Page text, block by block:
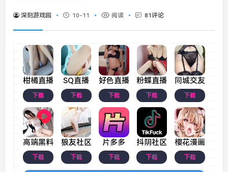
深刻游戏园 10-11 阅读 81评论
柑橘直播
下载
SQ直播
下载
好色直播
下载
粉蝶直播
下载
同城交友
下载
高端黑料
下载
狼友社区
下载
片多多
下载
抖阴社区
下载
樱花漫画
下载